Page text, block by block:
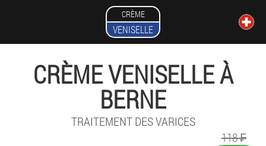
CRÈME
VENISELLE
CRÈME VENISELLE À
BERNE
TRAITEMENT DES VARICES
118 ₣